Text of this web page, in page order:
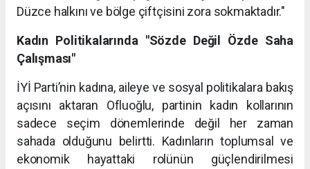
Düzce halkını ve bölge çiftçisini zora sokmaktadır."
Kadın Politikalarında "Sözde Değil Özde Saha
Çalışması"
İYİ Parti’nin kadına, aileye ve sosyal politikalara bakış
açısını aktaran Ofluoğlu, partinin kadın kollarının
sadece seçim dönemlerinde değil her zaman
sahada olduğunu belirtti. Kadınların toplumsal ve
ekonomik hayattaki rolünün güçlendirilmesi